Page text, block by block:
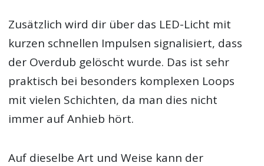
Zusätzlich wird dir über das LED-Licht mit
kurzen schnellen Impulsen signalisiert, dass
der Overdub gelöscht wurde. Das ist sehr
praktisch bei besonders komplexen Loops
mit vielen Schichten, da man dies nicht
immer auf Anhieb hört.
Auf dieselbe Art und Weise kann der